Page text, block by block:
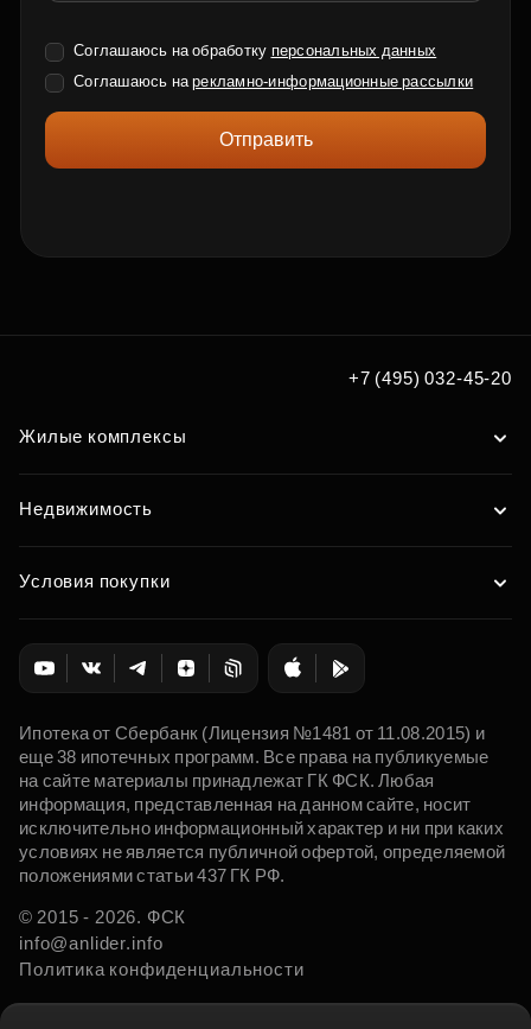
Соглашаюсь на обработку персональных данных
Соглашаюсь нарекламно-информационные рассылки
Отправить
+7 (495) 032-45-20
Жилые комплексы
Недвижимость
Условия покупки
Ипотека от Сбербанк (Лицензия №1481 от 11.08.2015) и
еще 38 ипотечных программ. Все права на публикуемые
на сайте материалы принадлежат ГК ФСК. Любая
информация, представленная на данном сайте, носит
исключительно информационный характер и ни при каких
условиях не является публичной офертой, определяемой
положениями статьи 437 ГК РФ.
© 2015 - 2026. ФСК
info@anlider.info
Политика конфиденциальности